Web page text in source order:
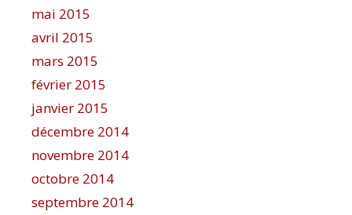
mai 2015
avril 2015
mars 2015
février 2015
janvier 2015
décembre 2014
novembre 2014
octobre 2014
septembre 2014